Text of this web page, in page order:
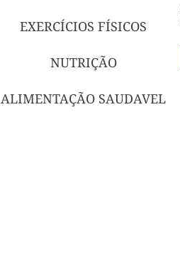
EXERCÍCIOS FÍSICOS
NUTRIÇÃO
ALIMENTAÇÃO SAUDAVEL